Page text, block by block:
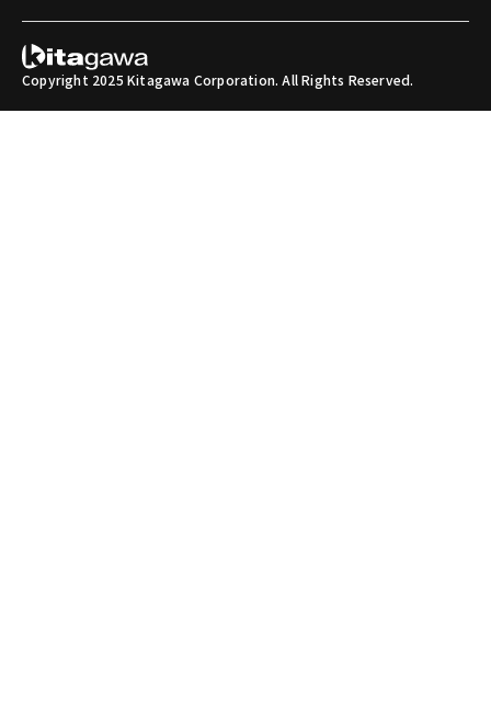
Copyright 2025 Kitagawa Corporation. All Rights Reserved.